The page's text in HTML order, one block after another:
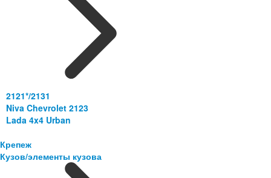
2121*/2131
Niva Chevrolet 2123
Lada 4x4 Urban
Крепеж
Кузов/элементы кузова